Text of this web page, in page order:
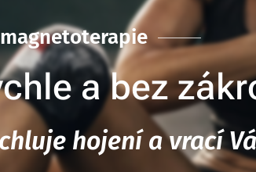
a bez
hojení a vrací